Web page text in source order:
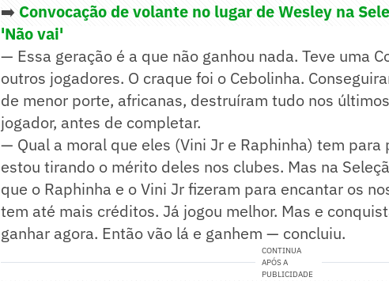
➡️ Convocação de volante no lugar de Wesley na
'Não vai'
— Essa geração é a que não ganhou nada. Teve uma
outros jogadores. O craque foi o Cebolinha.
de menor porte, africanas, destruíram tudo nos
jogador, antes de completar.
— Qual a moral que eles (Vini Jr e Raphinha) tem para
estou tirando o mérito deles nos clubes. Mas na
que o Raphinha e o Vini Jr fizeram para encantar os
tem até mais créditos. Já jogou melhor. Mas e
ganhar agora. Então vão lá e ganhem — concluiu.
CONTINUA
APÓS A
PUBLICIDADE